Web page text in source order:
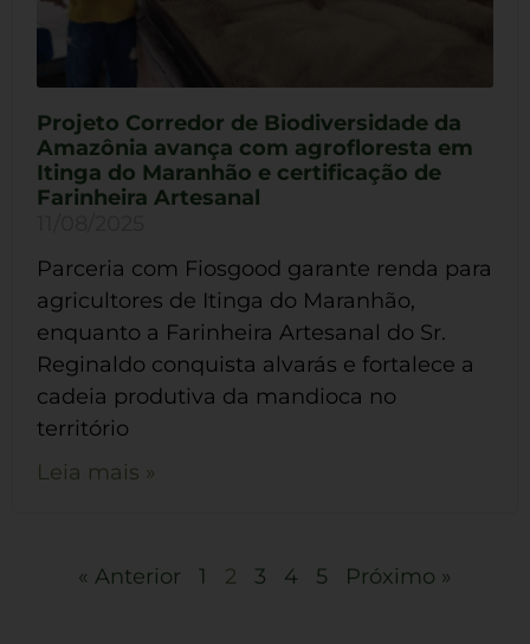
Projeto Corredor de Biodiversidade da
Amazônia avança com agrofloresta em
Itinga do Maranhão e certificação de
Farinheira Artesanal
Parceria com Fiosgood garante renda para
agricultores de Itinga do Maranhão,
enquanto a Farinheira Artesanal do Sr.
Reginaldo conquista alvarás e fortalece a
cadeia produtiva da mandioca no
território
Leia mais »
« Anterior 1 2 3 4 5 Próximo »